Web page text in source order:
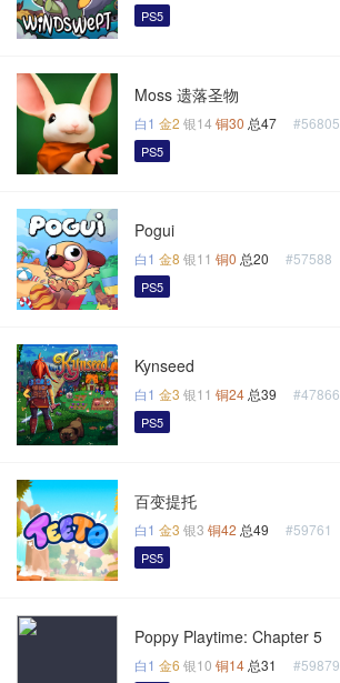
PS5
Moss 遗落圣物
白1 金2 银14 铜30 总47 #56805
PS5
Pogui
白1 金8 银11 铜0 总20 #57588
PS5
Kynseed
白1 金3 银11 铜24 总39 #47866
PS5
百变提托
白1 金3 银3 铜42 总49 #59761
PS5
Poppy Playtime: Chapter 5
白1 金6 银10 铜14 总31 #59879